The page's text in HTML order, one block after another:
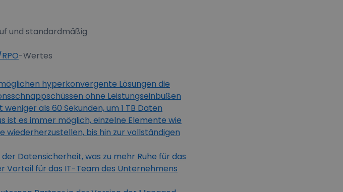
und standardmäßig
-Wertes
hyperkonvergente Lösungen die
ohne Leistungseinbußen
als 60 Sekunden, um 1 TB Daten
ist es immer möglich, einzelne Elemente wie
bis hin zur vollständigen
Datensicherheit, was zu mehr Ruhe für das
Vorteil für das IT-Team des Unternehmens